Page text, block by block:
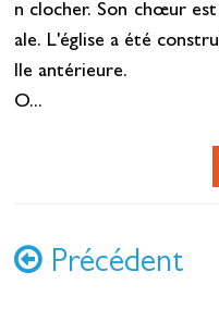
n clocher. Son chœur
ale. L'église a été
lle antérieure.
O...
Précédent